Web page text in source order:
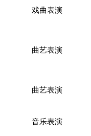
戏曲表演
曲艺表演
曲艺表演
音乐表演